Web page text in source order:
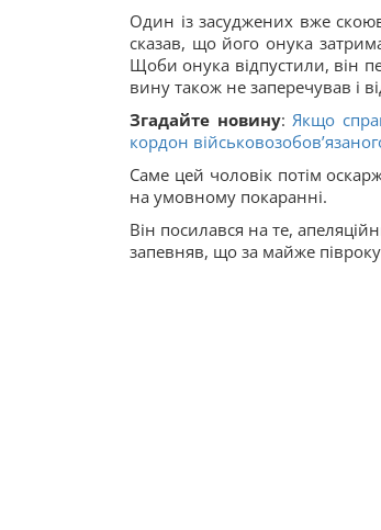
Один із засуджених вже
сказав, що його онука
Щоби онука відпустили, він
вину також не заперечував і
Згадайте новину:Якщо
кордон
Саме цей чоловік потім
на умовному покаранні.
Він посилався на те,
запевняв, що за майже